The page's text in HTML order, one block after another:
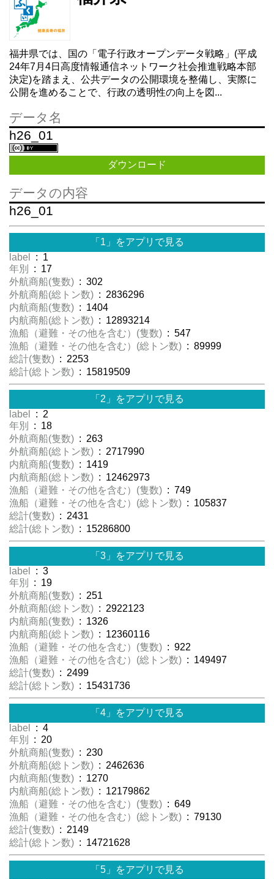
福井県では、国の「電子行政オープンデータ戦略」(平成
24年7月4日高度情報通信ネットワーク社会推進戦略本部
決定)を踏まえ、公共データの公開環境を整備し、実際に
公開を進めることで、行政の透明性の向上を図...
データ名
h26_01
ダウンロード
データの内容
h26_01
「1」をアプリで見る
label
: 1
年別
: 17
外航商船(隻数) : 302
外航商船(総トン数) : 2836296
内航商船(隻数) : 1404
内航商船(総トン数) : 12893214
漁船（避難・その他を含む）(隻数) : 547
漁船（避難・その他を含む）(総トン数) : 89999
総計(隻数) : 2253
総計(総トン数) : 15819509
「2」をアプリで見る
label
: 2
年別
: 18
外航商船(隻数) : 263
外航商船(総トン数) : 2717990
内航商船(隻数) : 1419
内航商船(総トン数) : 12462973
漁船（避難・その他を含む）(隻数) : 749
漁船（避難・その他を含む）(総トン数) : 105837
総計(隻数) : 2431
総計(総トン数) : 15286800
「3」をアプリで見る
label
: 3
年別
: 19
外航商船(隻数) : 251
外航商船(総トン数) : 2922123
内航商船(隻数) : 1326
内航商船(総トン数) : 12360116
漁船（避難・その他を含む）(隻数) : 922
漁船（避難・その他を含む）(総トン数) : 149497
総計(隻数) : 2499
総計(総トン数) : 15431736
「4」をアプリで見る
label
: 4
年別
: 20
外航商船(隻数) : 230
外航商船(総トン数) : 2462636
内航商船(隻数) : 1270
内航商船(総トン数) : 12179862
漁船（避難・その他を含む）(隻数) : 649
漁船（避難・その他を含む）(総トン数) : 79130
総計(隻数) : 2149
総計(総トン数) : 14721628
「5」をアプリで見る